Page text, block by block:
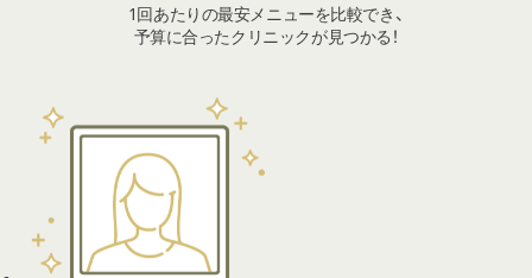
1回あたりの最安メニューを比較でき、
予算に合ったクリニックが見つかる！